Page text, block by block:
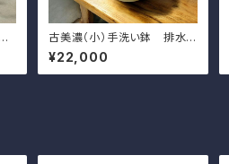
古美濃（小）手洗い鉢 排水
金具付き
¥22,000